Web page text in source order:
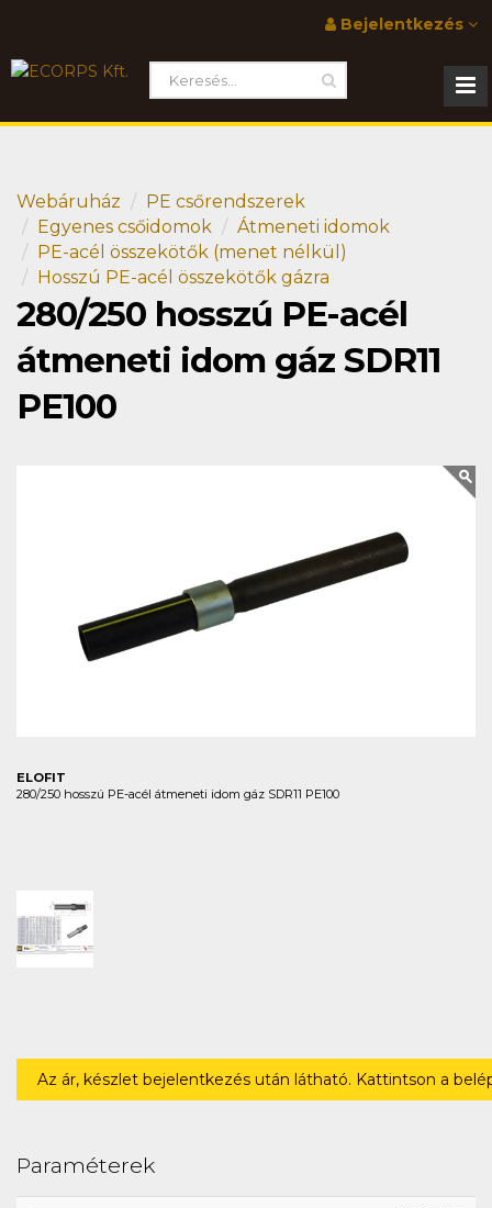
Bejelentkezés
Webáruház
PE csőrendszerek
Egyenes csőidomok
Átmeneti idomok
PE-acél összekötők (menet nélkül)
Hosszú PE-acél összekötők gázra
280/250 hosszú PE-acél
átmeneti idom gáz SDR11
PE100
ELOFIT
280/250 hosszú PE-acél átmeneti idom gáz SDR11 PE100
Az ár, készlet bejelentkezés után látható. Kattintson a
Paraméterek